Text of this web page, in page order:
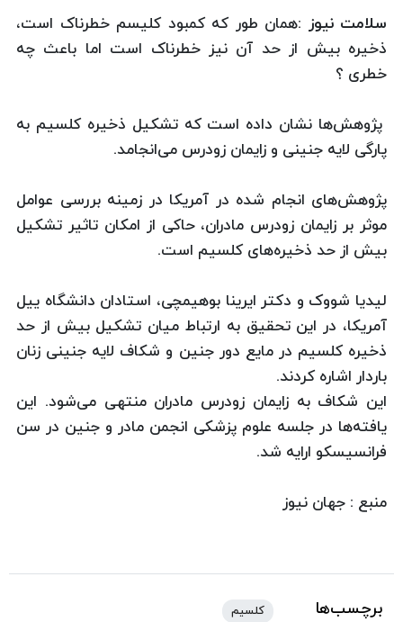
سلامت نیوز :همان طور که کمبود کلیسم خطرناک است،
ذخیره بیش از حد آن نیز خطرناک است اما باعث چه
خطری ؟
پژوهش‌ها نشان داده است كه تشکیل ذخیره کلسیم به
پارگی لایه جنینی و زایمان زودرس می‌انجامد.
پژوهش‌های انجام شده در آمریکا در زمینه بررسی عوامل
موثر بر زایمان زودرس مادران، حاکی از امکان تاثیر تشکیل
بیش از حد ذخیره‌های کلسیم است.
لیدیا شووک و دکتر ایرینا بوهیمچی، استادان دانشگاه ییل
آمریکا، در این تحقیق به ارتباط میان تشکیل بیش از حد
ذخیره کلسیم در مایع دور جنین و شكاف لایه جنینی زنان
باردار اشاره کردند.
این شكاف به زایمان زودرس مادران منتهی می‌شود. این
یافته‌ها در جلسه علوم پزشکی انجمن مادر و جنین در سن
فرانسیسکو ارایه شد.
منبع : جهان نیوز
برچسب‌ها کلسیم